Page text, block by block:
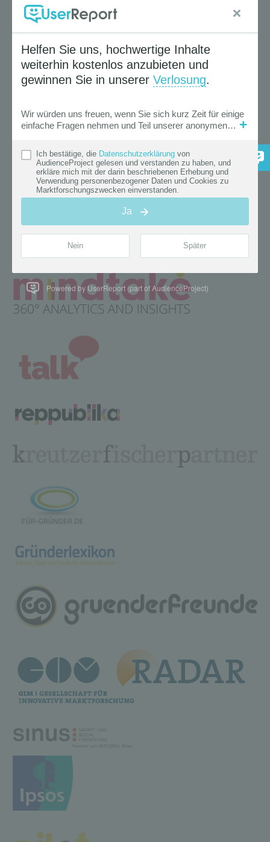
Powered by UserReport (part of AudienceProject)